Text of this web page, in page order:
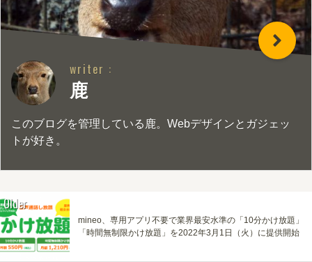
writer :
鹿
このブログを管理している鹿。Webデザインとガジェッ
トが好き。
Older
mineo、専用アプリ不要で業界最安水準の「10分かけ放題」
「時間無制限かけ放題」を2022年3月1日（火）に提供開始